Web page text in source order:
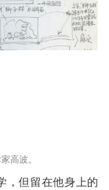
高波。
，但留在他身上的